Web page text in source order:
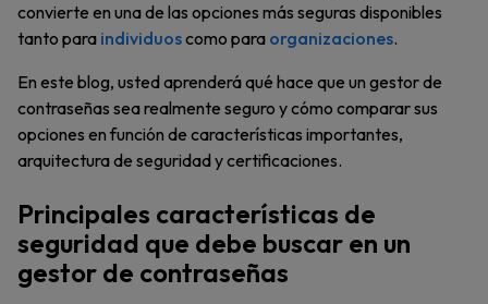
convierte en una de las opciones más seguras disponibles
tanto para individuoscomo para organizaciones.
En este blog, usted aprenderá qué hace que un gestor de
contraseñas sea realmente seguro y cómo comparar sus
opciones en función de características importantes,
arquitectura de seguridad y certificaciones.
Principales características de
seguridad que debe buscar en un
gestor de contraseñas